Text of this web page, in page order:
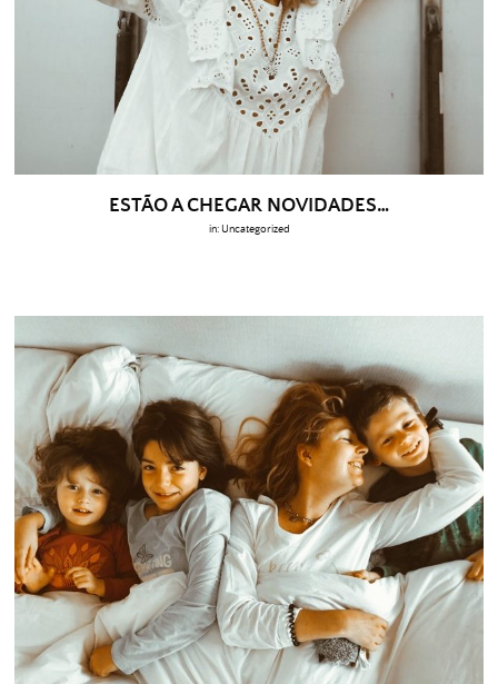
ESTÃO A CHEGAR NOVIDADES…
in: Uncategorized